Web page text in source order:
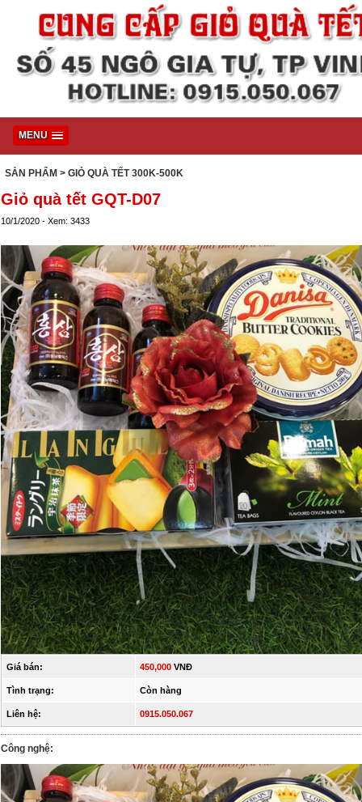
MENU
SẢN PHẨM > GIỎ QUÀ TẾT 300K-500K
Giỏ quà tết GQT-D07
10/1/2020 - Xem: 3433
Giá bán: 450,000 VNĐ
Tình trạng: Còn hàng
Liên hệ: 0915.050.067
Công nghệ: